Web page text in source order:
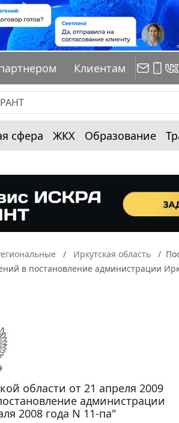
Клиентам
сфера ЖКХ Образование
Иркутская область
в постановление администрации
области от 21 апреля 2009
администрации
2008 года N 11-па"